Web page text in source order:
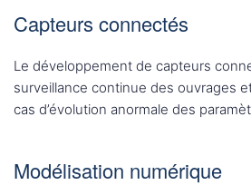
Capteurs connectés
Le développement de capteurs
surveillance continue des ouvrages
cas d’évolution anormale des
Modélisation numérique